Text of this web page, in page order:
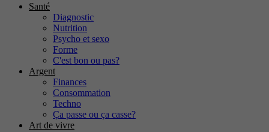
Santé
Diagnostic
Nutrition
Psycho et sexo
Forme
C'est bon ou pas?
Argent
Finances
Consommation
Techno
Ça passe ou ça casse?
Art de vivre